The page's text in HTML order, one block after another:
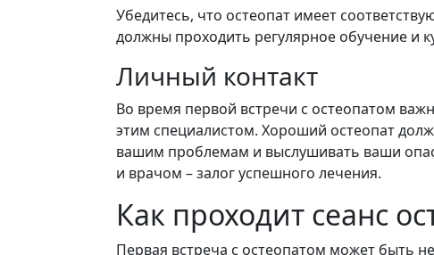
Убедитесь, что остеопат имеет
должны проходить регулярное обучение и
Личный контакт
Во время первой встречи с остеопатом
этим специалистом. Хороший остеопат
вашим проблемам и выслушивать ваши
и врачом – залог успешного лечения.
Как проходит сеанс
Первая встреча с остеопатом может быть